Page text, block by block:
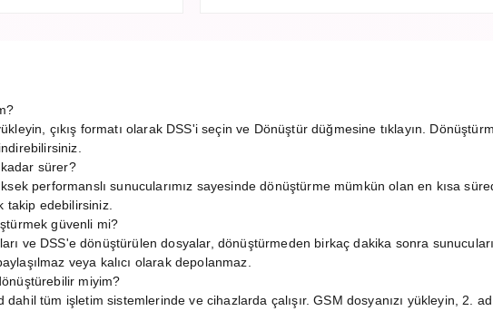
çıkış formatı olarak DSS'i seçin ve Dönüştür düğmesine tıklayın.
sürer?
performanslı sunucularımız sayesinde dönüştürme mümkün olan en kısa
takip edebilirsiniz.
güvenli mi?
ve DSS'e dönüştürülen dosyalar, dönüştürmeden birkaç dakika sonra
veya kalıcı olarak depolanmaz.
miyim?
tüm işletim sistemlerinde ve cihazlarda çalışır. GSM dosyanızı yükleyin, 2.